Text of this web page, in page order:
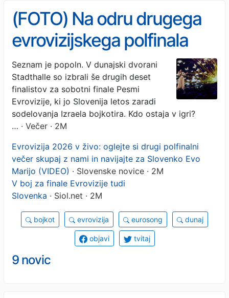
(FOTO) Na odru drugega
evrovizijskega polfinala
vendarle pela tudi
Slovenka. Se ji je uspelo
prebiti v finale?
Seznam je popoln. V dunajski dvorani
Stadthalle so izbrali še drugih deset
finalistov za sobotni finale Pesmi
Evrovizije, ki jo Slovenija letos zaradi
sodelovanja Izraela bojkotira. Kdo ostaja v igri?
… · Večer · 2M
Evrovizija 2026 v živo: oglejte si drugi polfinalni
večer skupaj z nami in navijajte za Slovenko Evo
Marijo (VIDEO) · Slovenske novice · 2M
V boj za finale Evrovizije tudi
Slovenka · Siol.net · 2M
bojkot evrovizija eurosong dunaj
objavi tvitaj
9 novic